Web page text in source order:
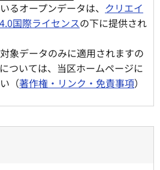
るオープンデータは、 クリエイ
国際ライセンスの下に提供され
象データのみに適用されますの
ついては、当区ホームページに
（著作権・リンク・免責事項）